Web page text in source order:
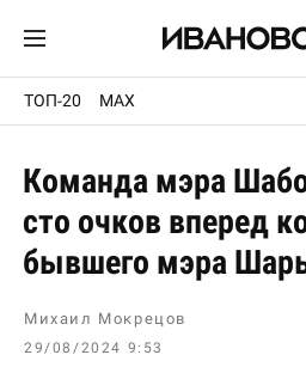
ТОП-20 MAX
Команда мэра
сто очков вперед
бывшего мэра
Михаил Мокрецов
29/08/2024 9:53